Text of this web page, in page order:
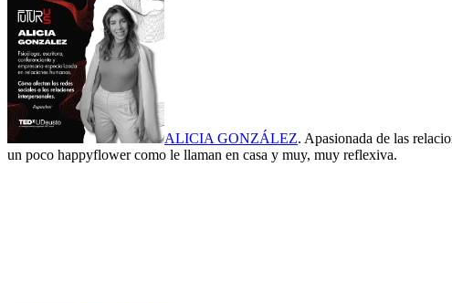
ALICIA GONZÁLEZ. Apasionada de las
un poco happyflower como le llaman en casa y muy, muy reflexiva.